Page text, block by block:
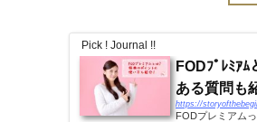
Pick ! Journal !!
FODﾌﾟﾚﾐｱ
ある質問も
https://
FODプレミアム